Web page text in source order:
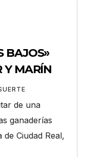
BAJOS»
VÍCTOR Y MARÍN
de una
ganaderías
Ciudad Real,